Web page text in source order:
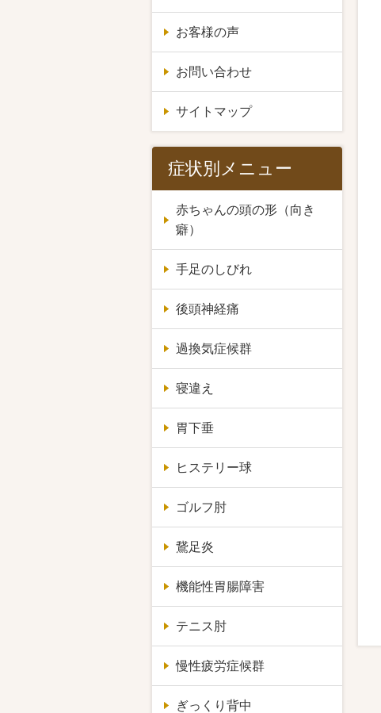
お客様の声
お問い合わせ
サイトマップ
症状別メニュー
赤ちゃんの頭の形（向き
癖）
手足のしびれ
後頭神経痛
過換気症候群
寝違え
胃下垂
ヒステリー球
ゴルフ肘
鵞足炎
機能性胃腸障害
テニス肘
慢性疲労症候群
ぎっくり背中